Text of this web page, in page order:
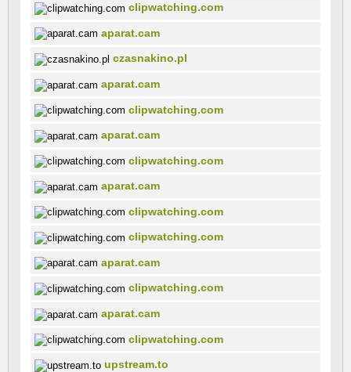
clipwatching.com
aparat.cam
czasnakino.pl
aparat.cam
clipwatching.com
aparat.cam
clipwatching.com
aparat.cam
clipwatching.com
clipwatching.com
aparat.cam
clipwatching.com
aparat.cam
clipwatching.com
upstream.to